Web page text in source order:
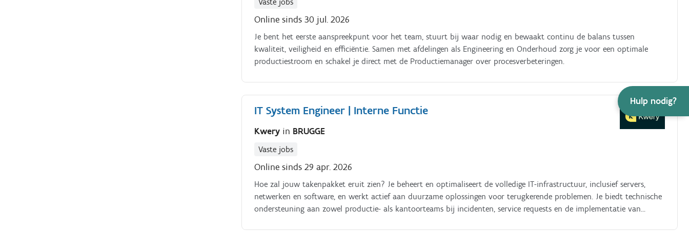
Hulp nodig?
Online sinds 30 jul. 2026
Je bent het eerste aanspreekpunt voor het team, stuurt bij waar nodig en bewaakt continu de balans tussen
kwaliteit, veiligheid en efficiëntie. Samen met afdelingen als Engineering en Onderhoud zorg je voor een optimale
productiestroom en schakel je direct met de Productiemanager over procesverbeteringen.
IT System Engineer | Interne Functie
Kwery in BRUGGE
Vaste jobs
Online sinds 29 apr. 2026
Hoe zal jouw takenpakket eruit zien? Je beheert en optimaliseert de volledige IT-infrastructuur, inclusief servers,
netwerken en software, en werkt actief aan duurzame oplossingen voor terugkerende problemen. Je biedt technische
ondersteuning aan zowel productie- als kantoorteams bij incidenten, service requests en de implementatie van